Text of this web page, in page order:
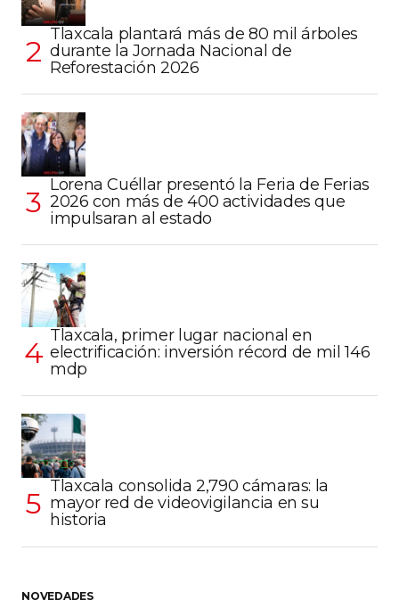
Tlaxcala plantará más de 80 mil árboles
durante la Jornada Nacional de
Reforestación 2026
Lorena Cuéllar presentó la Feria de Ferias
2026 con más de 400 actividades que
impulsaran al estado
Tlaxcala, primer lugar nacional en
electrificación: inversión récord de mil 146
mdp
Tlaxcala consolida 2,790 cámaras: la
mayor red de videovigilancia en su
historia
NOVEDADES